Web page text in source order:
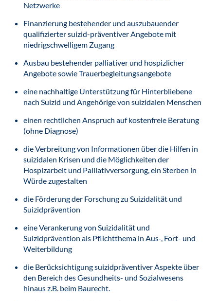
Netzwerke
Finanzierung bestehender und auszubauender
qualifizierter suizid-präventiver Angebote mit
niedrigschwelligem Zugang
Ausbau bestehender palliativer und hospizlicher
Angebote sowie Trauerbegleitungsangebote
eine nachhaltige Unterstützung für Hinterbliebene
nach Suizid und Angehörige von suizidalen Menschen
einen rechtlichen Anspruch auf kostenfreie Beratung
(ohne Diagnose)
die Verbreitung von Informationen über die Hilfen in
suizidalen Krisen und die Möglichkeiten der
Hospizarbeit und Palliativversorgung, ein Sterben in
Würde zugestalten
die Förderung der Forschung zu Suizidalität und
Suizidprävention
eine Verankerung von Suizidalität und
Suizidprävention als Pflichtthema in Aus-, Fort- und
Weiterbildung
die Berücksichtigung suizidpräventiver Aspekte über
den Bereich des Gesundheits- und Sozialwesens
hinaus z.B. beim Baurecht.